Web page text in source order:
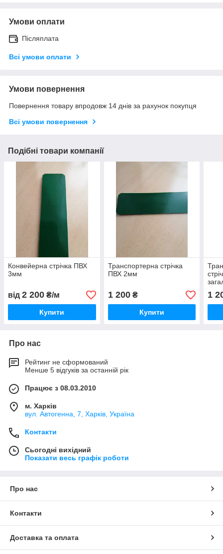
Умови оплати
Післяплата
Всі умови оплати
Умови повернення
Повернення товару впродовж 14 днів за рахунок покупця
Всі умови повернення
Подібні товари компанії
Конвейерна стрічка ПВХ
3мм
від 2 200 ₴/м
Купити
Транспортерна стрічка
ПВХ 2мм
1 200₴
Купити
1
Про нас
Рейтинг не сформований
Менше 5 відгуків за останній рік
Працює з 08.03.2010
м. Харків
вул. Автогенна, 7, Харків, Україна
Контакти
Сьогодні вихідний
Показати весь графік роботи
Про нас
Контакти
Доставка та оплата